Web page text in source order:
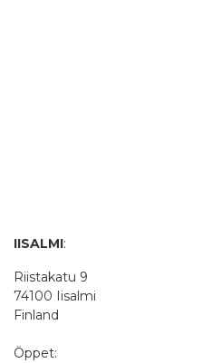
IISALMI:
Riistakatu 9
74100 Iisalmi
Finland
Öppet: